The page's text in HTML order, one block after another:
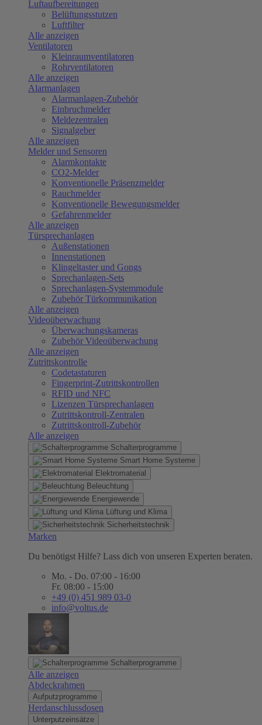
Luftaufbereitungen
Belüftungsstutzen
Luftfilter
Alle anzeigen
Ventilatoren
Kleinraumventilatoren
Rohrventilatoren
Alle anzeigen
Alarmanlagen
Alarmanlagen-Zubehör
Einbruchmelder
Meldezentralen
Signalgeber
Alle anzeigen
Melder und Sensoren
Alarmkontakte
CO2-Melder
Konventionelle Präsenzmelder
Rauchmelder
Konventionelle Bewegungsmelder
Gefahrenmelder
Alle anzeigen
Türsprechanlagen
Außenstationen
Innenstationen
Klingeltaster und Gongs
Sprechanlagen-Sets
Sprechanlagen-Systemmodule
Zubehör Türkommunikation
Alle anzeigen
Videoüberwachung
Überwachungskameras
Zubehör Videoüberwachung
Alle anzeigen
Zutrittskontrolle
Codetastaturen
Fingerprint-Zutrittskontrollen
RFID und NFC
Lizenzen Türsprechanlagen
Zutrittskontroll-Zentralen
Zutrittskontroll-Zubehör
Alle anzeigen
Schalterprogramme
Smart Home Systeme
Elektromaterial
Beleuchtung
Energiewende
Lüftung und Klima
Sicherheitstechnik
Marken
Du benötigst Hilfe? Lass dich von unseren Experten beraten.
Mo. - Do. 07:00 - 16:00
Fr. 08:00 - 15:00
+49 (0) 451 989 03-0
info@voltus.de
Schalterprogramme
Alle anzeigen
Abdeckrahmen
Aufputzprogramme
Herdanschlussdosen
Unterputzeinsätze